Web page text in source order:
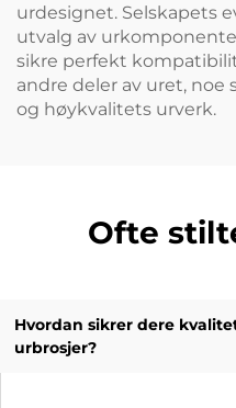
urdesignet. Selskapets
utvalg av
sikre perfekt
andre deler av uret, noe
og høykvalitets urverk.
Ofte
Hvordan sikrer dere
urbrosjer?